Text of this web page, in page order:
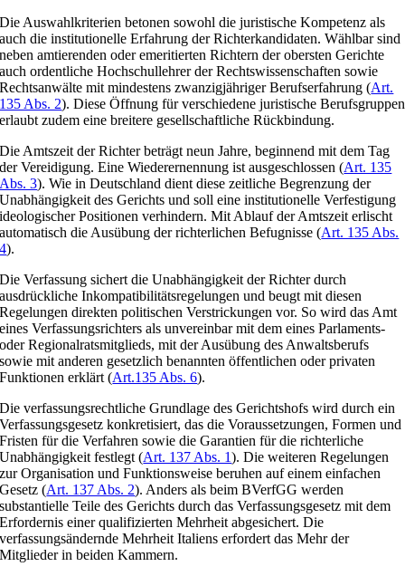
Die Auswahlkriterien betonen sowohl die juristische Kompetenz als
auch die institutionelle Erfahrung der Richterkandidaten. Wählbar sind
neben amtierenden oder emeritierten Richtern der obersten Gerichte
auch ordentliche Hochschullehrer der Rechtswissenschaften sowie
Rechtsanwälte mit mindestens zwanzigjähriger Berufserfahrung (Art.
135 Abs. 2). Diese Öffnung für verschiedene juristische Berufsgruppen
erlaubt zudem eine breitere gesellschaftliche Rückbindung.
Die Amtszeit der Richter beträgt neun Jahre, beginnend mit dem Tag
der Vereidigung. Eine Wiederernennung ist ausgeschlossen (Art. 135
Abs. 3). Wie in Deutschland dient diese zeitliche Begrenzung der
Unabhängigkeit des Gerichts und soll eine institutionelle Verfestigung
ideologischer Positionen verhindern. Mit Ablauf der Amtszeit erlischt
automatisch die Ausübung der richterlichen Befugnisse (Art. 135 Abs.
4).
Die Verfassung sichert die Unabhängigkeit der Richter durch
ausdrückliche Inkompatibilitätsregelungen und beugt mit diesen
Regelungen direkten politischen Verstrickungen vor. So wird das Amt
eines Verfassungsrichters als unvereinbar mit dem eines Parlaments-
oder Regionalratsmitglieds, mit der Ausübung des Anwaltsberufs
sowie mit anderen gesetzlich benannten öffentlichen oder privaten
Funktionen erklärt (Art.135 Abs. 6).
Die verfassungsrechtliche Grundlage des Gerichtshofs wird durch ein
Verfassungsgesetz konkretisiert, das die Voraussetzungen, Formen und
Fristen für die Verfahren sowie die Garantien für die richterliche
Unabhängigkeit festlegt (Art. 137 Abs. 1). Die weiteren Regelungen
zur Organisation und Funktionsweise beruhen auf einem einfachen
Gesetz (Art. 137 Abs. 2). Anders als beim BVerfGG werden
substantielle Teile des Gerichts durch das Verfassungsgesetz mit dem
Erfordernis einer qualifizierten Mehrheit abgesichert. Die
verfassungsändernde Mehrheit Italiens erfordert das Mehr der
Mitglieder in beiden Kammern.